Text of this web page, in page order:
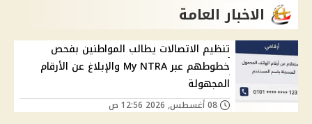
الاخبار العامة
تنظيم الاتصالات يطالب المواطنين بفحص
خطوطهم عبر My NTRA والإبلاغ عن الأرقام
المجهولة